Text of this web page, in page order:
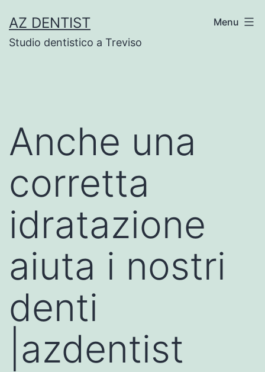
to
content
AZ DENTIST
Studio dentistico a Treviso
Menu
Anche una
corretta
idratazione
aiuta i nostri
denti
|azdentist